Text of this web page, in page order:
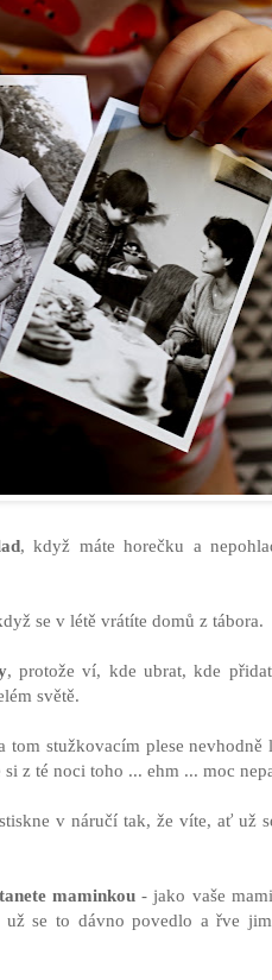
, když máte horečku a
se v létě vrátíte domů z tábora.
, protože ví, kde ubrat, kde
světě.
tom stužkovacím plese
z té noci toho ... ehm ... moc
v náručí tak, že víte, ať už
maminkou- jako vaše
se to dávno povedlo a řve